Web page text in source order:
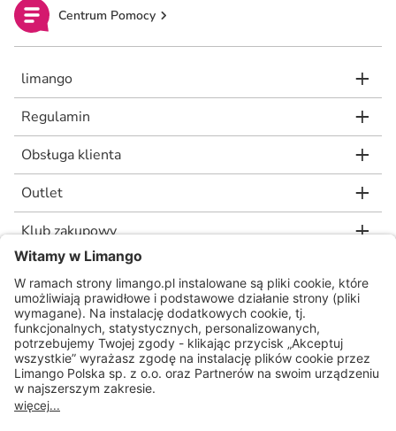
Centrum Pomocy
limango
Regulamin
Obsługa klienta
Outlet
Klub zakupowy